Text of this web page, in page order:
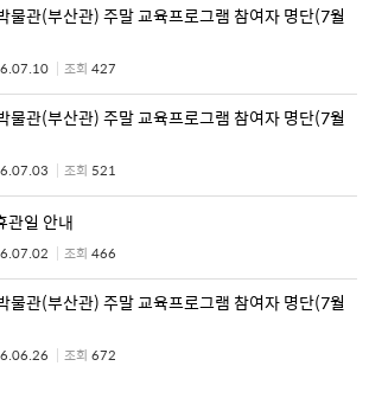
관(부산관) 주말 교육프로그램 참여자 명단(7월
조회 427
관(부산관) 주말 교육프로그램 참여자 명단(7월
조회 521
일 안내
조회 466
관(부산관) 주말 교육프로그램 참여자 명단(7월
조회 672